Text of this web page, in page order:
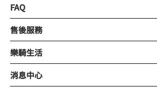
FAQ
售後服務
樂騎生活
消息中心